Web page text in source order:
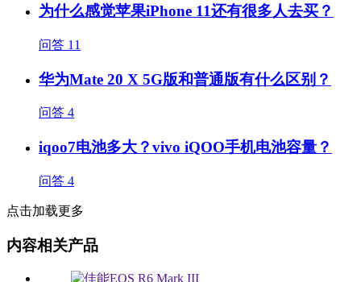
为什么感觉苹果iPhone 11还有很多人去买？
问答 11
华为Mate 20 X 5G版和普通版有什么区别？
问答 4
iqoo7电池多大？vivo iQOO手机电池容量？
问答 4
点击加载更多
内容相关产品